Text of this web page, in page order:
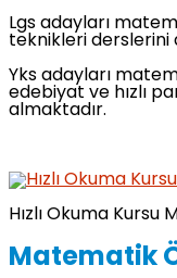
Lgs adayları
teknikleri derslerini
Yks adayları
edebiyat ve hızlı
almaktadır.
Hızlı Okuma Kursu
Matematik